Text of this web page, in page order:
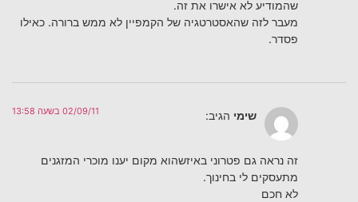
שהמודיע לא אישרו את זה.
מעבר לזה שהאסטרטגיה של הקמפיין לא ממש ברורה. כאילו
פסדר.
שימי הגיב: 02/09/11 בשעה 13:58
זה נראה גם פטרוני באיזשהוא מקום יענו מוכרי המזגנים
מתעסקים לי בחינוך.
לא חכם